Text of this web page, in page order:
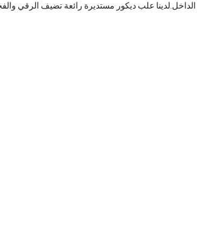
علب ديكور مستديرة رائعة تضيف الرقي